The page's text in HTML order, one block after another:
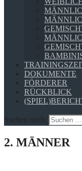
DOKUMENTE
FÖRDERER
RÜCKBLICK
Suchen nach:
2. MÄNNER